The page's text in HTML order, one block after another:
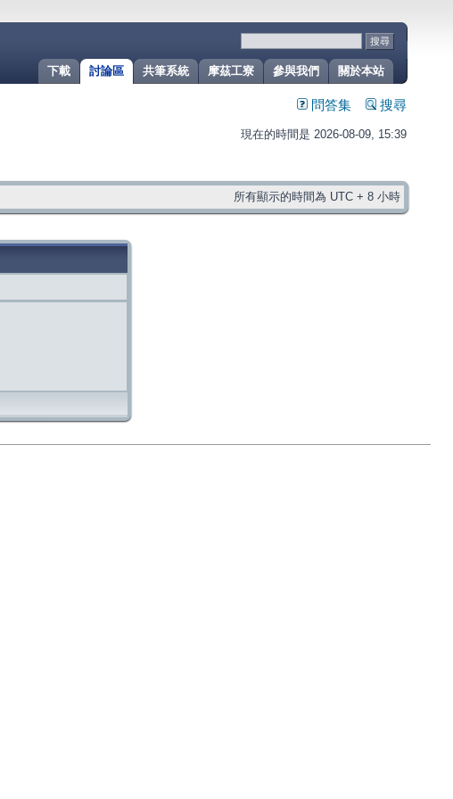
關於本站
參與我們
摩茲工寮
共筆系統
討論區
下載
問答集 搜尋
現在的時間是 2026-08-09, 15:39
所有顯示的時間為 UTC + 8 小時